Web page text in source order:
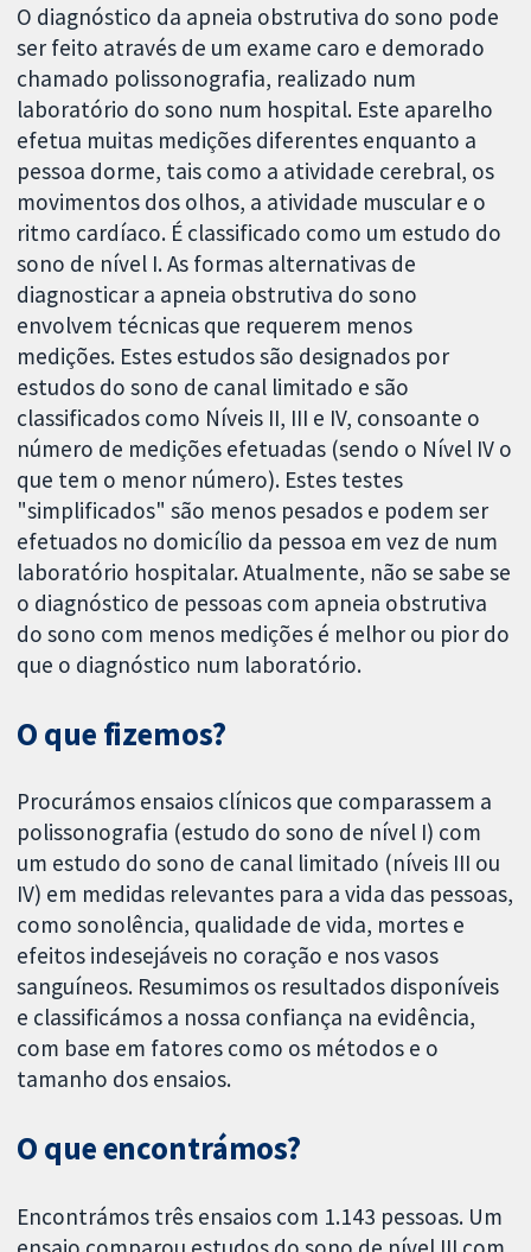
O diagnóstico da apneia obstrutiva do sono pode
ser feito através de um exame caro e demorado
chamado polissonografia, realizado num
laboratório do sono num hospital. Este aparelho
efetua muitas medições diferentes enquanto a
pessoa dorme, tais como a atividade cerebral, os
movimentos dos olhos, a atividade muscular e o
ritmo cardíaco. É classificado como um estudo do
sono de nível I. As formas alternativas de
diagnosticar a apneia obstrutiva do sono
envolvem técnicas que requerem menos
medições. Estes estudos são designados por
estudos do sono de canal limitado e são
classificados como Níveis II, III e IV, consoante o
número de medições efetuadas (sendo o Nível IV o
que tem o menor número). Estes testes
"simplificados" são menos pesados e podem ser
efetuados no domicílio da pessoa em vez de num
laboratório hospitalar. Atualmente, não se sabe se
o diagnóstico de pessoas com apneia obstrutiva
do sono com menos medições é melhor ou pior do
que o diagnóstico num laboratório.
O que fizemos?
Procurámos ensaios clínicos que comparassem a
polissonografia (estudo do sono de nível I) com
um estudo do sono de canal limitado (níveis III ou
IV) em medidas relevantes para a vida das pessoas,
como sonolência, qualidade de vida, mortes e
efeitos indesejáveis no coração e nos vasos
sanguíneos. Resumimos os resultados disponíveis
e classificámos a nossa confiança na evidência,
com base em fatores como os métodos e o
tamanho dos ensaios.
O que encontrámos?
Encontrámos três ensaios com 1.143 pessoas. Um